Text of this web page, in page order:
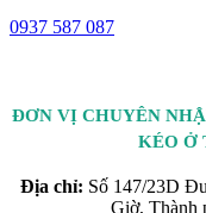
0937 587 087
ĐƠN VỊ CHUYÊN
KÉO Ở
Địa chỉ: Số 147/23D
Giờ, Thành